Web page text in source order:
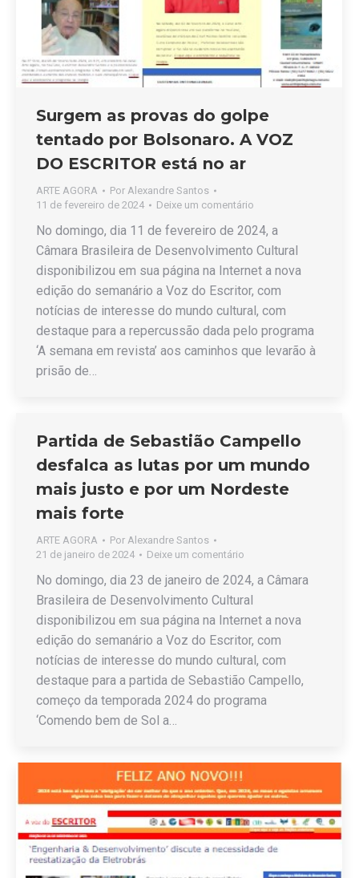
Surgem as provas do golpe
tentado por Bolsonaro. A VOZ
DO ESCRITOR está no ar
ARTE AGORA Por Alexandre Santos
11 de fevereiro de 2024
Deixe um comentário
No domingo, dia 11 de fevereiro de 2024, a
Câmara Brasileira de Desenvolvimento Cultural
disponibilizou em sua página na Internet a nova
edição do semanário a Voz do Escritor, com
notícias de interesse do mundo cultural, com
destaque para a repercussão dada pelo programa
‘A semana em revista’ aos caminhos que levarão à
prisão de…
Partida de Sebastião Campello
desfalca as lutas por um mundo
mais justo e por um Nordeste
mais forte
ARTE AGORA Por Alexandre Santos
21 de janeiro de 2024
Deixe um comentário
No domingo, dia 23 de janeiro de 2024, a Câmara
Brasileira de Desenvolvimento Cultural
disponibilizou em sua página na Internet a nova
edição do semanário a Voz do Escritor, com
notícias de interesse do mundo cultural, com
destaque para a partida de Sebastião Campello,
começo da temporada 2024 do programa
‘Comendo bem de Sol a…